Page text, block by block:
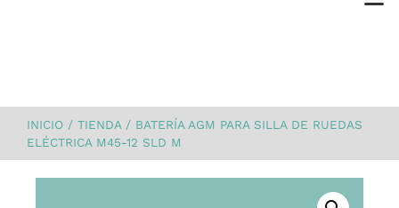
INICIO / TIENDA / BATERÍA AGM PARA SILLA DE RUEDAS
ELÉCTRICA M45-12 SLD M